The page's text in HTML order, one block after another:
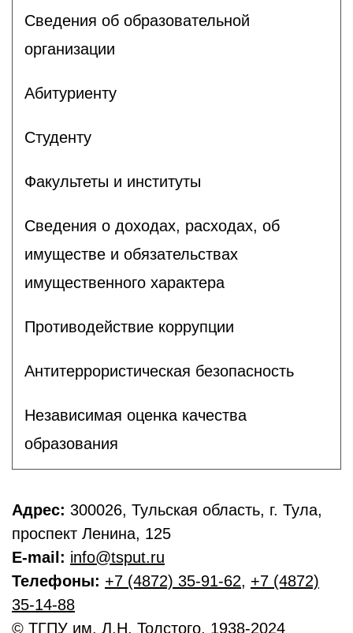
Сведения об образовательной
организации
Абитуриенту
Студенту
Факультеты и институты
Сведения о доходах, расходах, об
имуществе и обязательствах
имущественного характера
Противодействие коррупции
Антитеррористическая безопасность
Независимая оценка качества
образования
Адрес: 300026, Тульская область, г. Тула,
проспект Ленина, 125
E-mail: info@tsput.ru
Телефоны: +7 (4872) 35-91-62, +7 (4872)
35-14-88
© ТГПУ им. Л.Н. Толстого, 1938-2024